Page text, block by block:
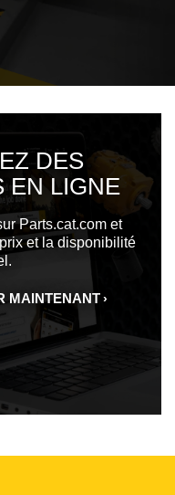
DES
EN LIGNE
Parts.cat.com et
et la disponibilité
MAINTENANT